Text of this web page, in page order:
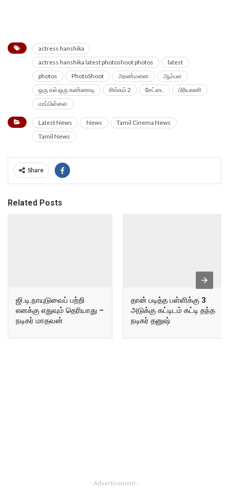
actress hanshika
actress hanshika latest photoshoot photos
latest
photos
PhotoShoot அரண்மனை
ஆம்பள
ஒரு கல் ஒரு கண்ணாடி
சிங்கம் 2 சேட்டை
பிரியாணி
மாப்பிள்ளை
Latest News News
Tamil Cinema News
Tamil News
Share
Related Posts
ஜி.டி.நாயுடுவைப் பற்றி
எனக்கு எதுவும் தெரியாது –
நடிகர் மாதவன்
தான் படித்த பள்ளிக்கு 3
அடுக்கு கட்டிடம் கட்டி தந்த
நடிகர் தனுஷ்
- Advertisement -